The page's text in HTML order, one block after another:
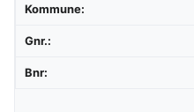
Kommune:
Gnr.:
Bnr: